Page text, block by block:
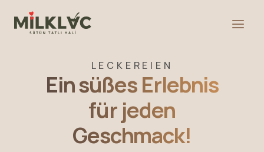
LECKEREIEN
Ein süßes Erlebnis
für jeden
Geschmack!